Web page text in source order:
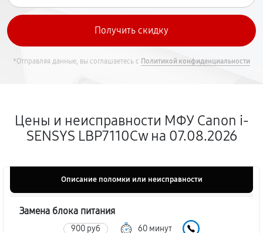
*Отправляя данные, вы соглашаетесь с Политикой конфиденциальности
Цены и неисправности МФУ Canon i-
SENSYS LBP7110Cw на 07.08.2026
Описание поломки или неисправности
Замена блока питания
900 руб 60 минут